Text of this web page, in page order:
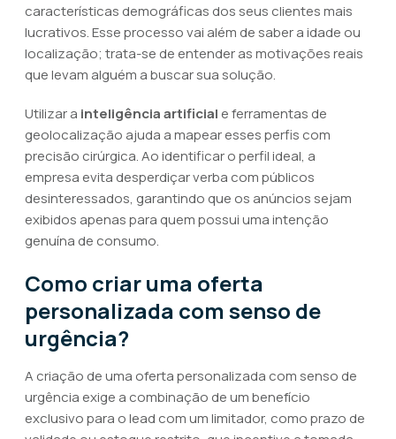
características demográficas dos seus clientes mais
lucrativos. Esse processo vai além de saber a idade ou
localização; trata-se de entender as motivações reais
que levam alguém a buscar sua solução.
Utilizar a inteligência artificial e ferramentas de
geolocalização ajuda a mapear esses perfis com
precisão cirúrgica. Ao identificar o perfil ideal, a
empresa evita desperdiçar verba com públicos
desinteressados, garantindo que os anúncios sejam
exibidos apenas para quem possui uma intenção
genuína de consumo.
Como criar uma oferta
personalizada com senso de
urgência?
A criação de uma oferta personalizada com senso de
urgência exige a combinação de um benefício
exclusivo para o lead com um limitador, como prazo de